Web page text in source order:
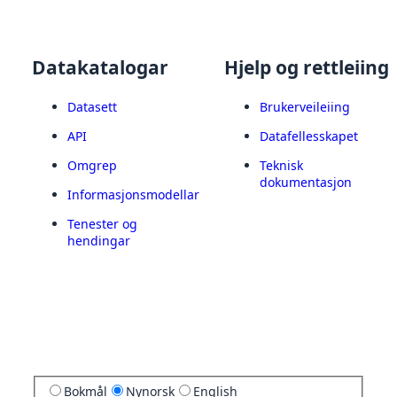
Datakatalogar
Datasett
API
Omgrep
Informasjonsmodellar
Tenester og
hendingar
Hjelp og rettleiing
Brukerveileiing
Datafellesskapet
Teknisk
dokumentasjon
Bokmål Nynorsk English